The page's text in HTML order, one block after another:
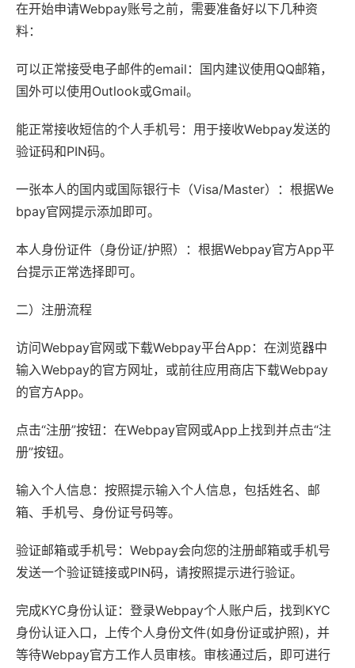
在开始申请Webpay账号之前，需要准备好以下几种资
料：
可以正常接受电子邮件的email：国内建议使用QQ邮箱，
国外可以使用Outlook或Gmail。
能正常接收短信的个人手机号：用于接收Webpay发送的
验证码和PIN码。
一张本人的国内或国际银行卡（Visa/Master）：根据We
bpay官网提示添加即可。
本人身份证件（身份证/护照）：根据Webpay官方App平
台提示正常选择即可。
二）注册流程
访问Webpay官网或下载Webpay平台App：在浏览器中
输入Webpay的官方网址，或前往应用商店下载Webpay
的官方App。
点击“注册”按钮：在Webpay官网或App上找到并点击“注
册”按钮。
输入个人信息：按照提示输入个人信息，包括姓名、邮
箱、手机号、身份证号码等。
验证邮箱或手机号：Webpay会向您的注册邮箱或手机号
发送一个验证链接或PIN码，请按照提示进行验证。
完成KYC身份认证：登录Webpay个人账户后，找到KYC
身份认证入口，上传个人身份文件(如身份证或护照)，并
等待Webpay官方工作人员审核。审核通过后，即可进行